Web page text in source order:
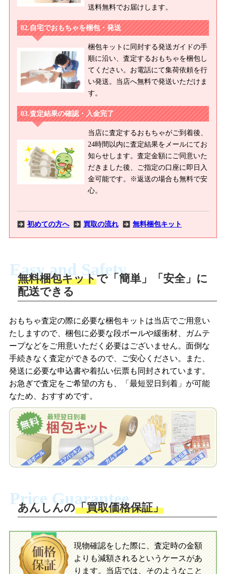
送料無料でお届けします。
自宅でおもちゃを梱包・発送
梱包キットに同封する発送ガイドの手
順に沿い、査定するおもちゃを梱包し
てください。お電話にて集荷依頼を行
い発送。当店へ無料で発送いただけま
す。
査定結果の確認・入金完了
当店に査定するおもちゃがご到着後、
24時間以内に査定結果をメールにてお
知らせします。査定金額にご同意いた
だきました後、ご指定の口座に即日入
金可能です。※返送の場合も無料で安
心。
初めての方へ 買取の流れ 無料梱包キット
商品撮影
商品を撮影して、査定フォームから画像
を送信します。
梱包キットをメールで申し込み
査定結果をメールで確認し、梱包キット
を申し込みます。梱包キットは送料無料
でお届けします。
自宅でおもちゃを発送・梱包
梱包キットに同封する発送ガイドの手順
送。当店へ無料で発送いただけます。
入金完了
当店に査定したおもちゃがご到着後、ご
指定の口座に即日入金可能です。
LINEの友だち追加・査定画像を送信
「ジョニージョイLINE査定」を友だちに
追加し、スマートフォンなどのカメラで
撮影したおもちゃの写真をトーク中に送
信します。
梱包キットをLINEで申し込み
査定結果をLINEで確認し、梱包キットを
申し込みます。梱包キットは送料無料で
お届けします。
自宅でおもちゃを発送・梱包
ださい。お電話にて集荷依頼を行い発
送。当店へ無料で発送いただけます。
当店に査定したおもちゃがご到着後、ご
指定の口座に即日入金可能です。
Easy and Safety
無料梱包キットで「簡単」「安全」に
配送できる
おもちゃ査定の際に必要な梱包キットは当店でご用意い
たしますので、梱包に必要な段ボールや緩衝材、ガムテ
ープなどをご用意いただく必要はございません。面倒な
手続きなく査定ができるので、ご安心ください。また、
発送に必要な申込書や着払い伝票も同封されています。
お急ぎで査定をご希望の方も、「最短翌日到着」が可能
なため、おすすめです。
Price Guarantee
あんしんの「買取価格保証」
現物確認をした際に、査定時の金額
よりも減額されるというケースがあ
ります。当店では、そのようなこと